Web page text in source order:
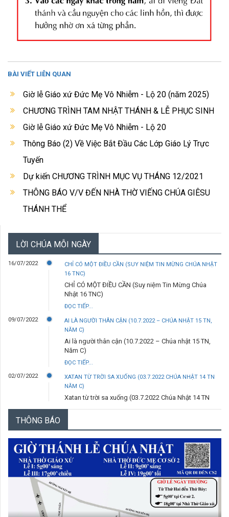
BÀI VIẾT LIÊN QUAN
Giờ lễ Giáo xứ Đức Mẹ Vô Nhiễm - Lộ 20 (năm 2025)
CHƯƠNG TRÌNH TAM NHẬT THÁNH & LỄ PHỤC SINH
Giờ lễ Giáo xứ Đức Mẹ Vô Nhiễm - Lộ 20
Thông Báo (2) Về Việc Bắt Đầu Các Lớp Giáo Lý Trực
Tuyến
Dự kiến CHƯƠNG TRÌNH MỤC VỤ THÁNG 12/2021
THÔNG BÁO V/V ĐẾN NHÀ THỜ VIẾNG CHÚA GIÊSU
THÁNH THỂ
LỜI CHÚA MỖI NGÀY
16/07/2022
CHỈ CÓ MỘT ĐIỀU CẦN (SUY NIỆM TIN MỪNG CHÚA NHẬT
16 TNC)
CHỈ CÓ MỘT ĐIỀU CẦN (Suy niệm Tin Mừng Chúa
Nhật 16 TNC)
ĐỌC TIẾP...
09/07/2022
AI LÀ NGƯỜI THÂN CẬN (10.7.2022 – CHÚA NHẬT 15 TN,
NĂM C)
Ai là người thân cận (10.7.2022 – Chúa nhật 15 TN,
Năm C)
ĐỌC TIẾP...
02/07/2022
XATAN TỪ TRỜI SA XUỐNG (03.7.2022 CHÚA NHẬT 14 TN
NĂM C)
Xatan từ trời sa xuống (03.7.2022 Chúa Nhật 14 TN
29/06/2022
VÀ THÁNH PHAOLÔ TÔNG ĐỒ)
Anh là tảng đá (29.6.2022 – Thứ Tư- Lễ thánh Phêrô
và thánh Phaolô tông đồ)
ĐỌC TIẾP...
25/06/2022
TRƯỚC ĐÃ (26.6.2022 – CHÚA NHẬT 13 TN NĂM C)
Trước đã (26.6.2022 – Chúa Nhật 13 TN năm C)
ĐỌC TIẾP...
THÔNG BÁO